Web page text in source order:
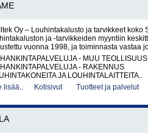
Oy – Louhintakalusto ja tarvikkeet koko
ja -tarvikkeiden myyntiin
vuonna 1998, ja toiminnasta vastaa
- MUU TEOLLISUUS
- RAKENNUS
JA LOUHINTALAITTEITA..
lisää..
Kotisivut Tuotteet ja palvelut